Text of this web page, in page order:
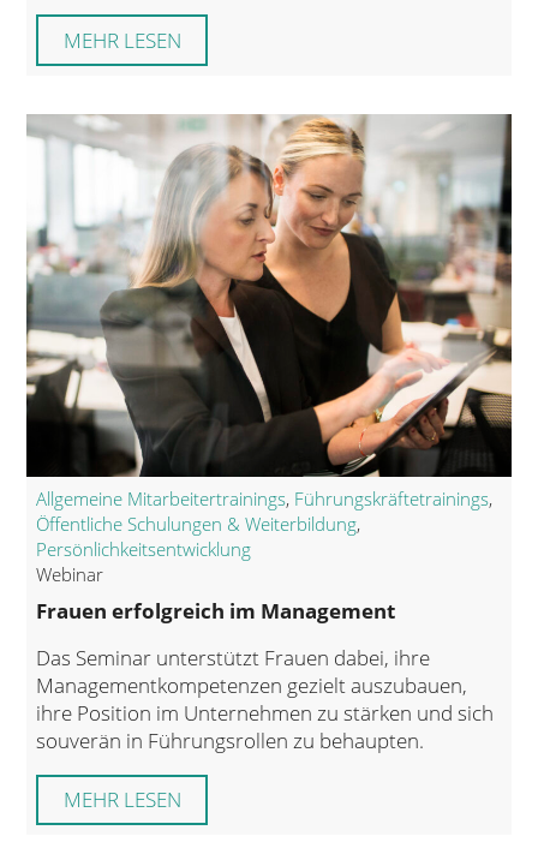
MEHR LESEN
Allgemeine Mitarbeitertrainings, Führungskräftetrainings,
Öffentliche Schulungen & Weiterbildung,
Persönlichkeitsentwicklung
Webinar
Frauen erfolgreich im Management
Das Seminar unterstützt Frauen dabei, ihre
Managementkompetenzen gezielt auszubauen,
ihre Position im Unternehmen zu stärken und sich
souverän in Führungsrollen zu behaupten.
MEHR LESEN